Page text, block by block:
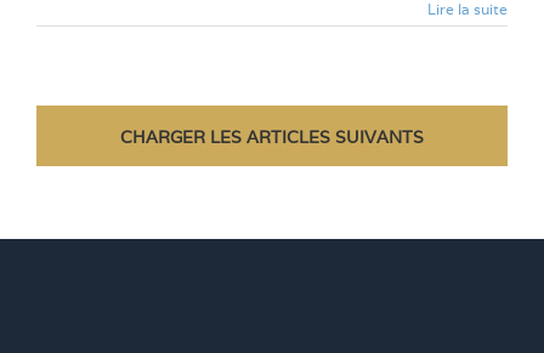
Lire la suite
CHARGER LES ARTICLES SUIVANTS